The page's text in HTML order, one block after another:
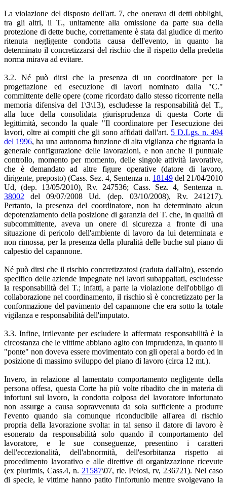
La violazione del disposto dell'art. 7, che onerava di detti obblighi,
tra gli altri, il T., unitamente alla omissione da parte sua della
protezione di dette buche, correttamente è stata dal giudice di merito
ritenuta negligente condotta causa dell'evento, in quanto ha
determinato il concretizzarsi del rischio che il rispetto della predetta
norma mirava ad evitare.
3.2. Né può dirsi che la presenza di un coordinatore per la
progettazione ed esecuzione di lavori nominato dalla "C."
committente delle opere (come ricordato dallo stesso ricorrente nella
memoria difensiva del 1\3\13), escludesse la responsabilità del T.,
alla luce della consolidata giurisprudenza di questa Corte di
legittimità, secondo la quale "Il coordinatore per l'esecuzione dei
lavori, oltre ai compiti che gli sono affidati dall'art. 5 D.Lgs. n. 494
del 1996, ha una autonoma funzione di alta vigilanza che riguarda la
generale configurazione delle lavorazioni, e non anche il puntuale
controllo, momento per momento, delle singole attività lavorative,
che è demandato ad altre figure operative (datore di lavoro,
dirigente, preposto) (Cass. Sez. 4, Sentenza n. 18149 del 21/04/2010
Ud, (dep. 13/05/2010), Rv. 247536; Cass. Sez. 4, Sentenza n.
38002 del 09/07/2008 Ud. (dep. 03/10/2008), Rv. 241217).
Pertanto, la presenza del coordinatore, non ha determinato alcun
depotenziamento della posizione di garanzia del T. che, in qualità di
subcommittente, aveva un onere di sicurezza a fronte di una
situazione di pericolo dell'ambiente di lavoro da lui determinata e
non rimossa, per la presenza della pluralità delle buche sul piano di
calpestio del capannone.
Né può dirsi che il rischio concretizzatosi (caduta dall'alto), essendo
specifico delle aziende impegnate nei lavori subappaltati, escludesse
la responsabilità del T.; infatti, a parte la violazione dell'obbligo di
collaborazione nel coordinamento, il rischio sì è concretizzato per la
conformazione del pavimento del capannone che era sotto la totale
vigilanza e responsabilità dell'imputato.
3.3. Infine, irrilevante per escludere la affermata responsabilità è la
circostanza che le vittime abbiano agito con imprudenza, in quanto il
"ponte" non doveva essere movimentato con gli operai a bordo ed in
posizione di massimo sviluppo del piano di lavoro (circa 12 mt.).
Invero, in relazione al lamentato comportamento negligente della
persona offesa, questa Corte ha più volte ribadito che in materia di
infortuni sul lavoro, la condotta colposa del lavoratore infortunato
non assurge a causa sopravvenuta da sola sufficiente a produrre
l'evento quando sia comunque riconducibile all'area di rischio
propria della lavorazione svolta: in tal senso il datore di lavoro è
esonerato da responsabilità solo quando il comportamento del
lavoratore, e le sue conseguenze, presentino i caratteri
dell'eccezionalità, dell'abnormità, dell'esorbitanza rispetto ai
procedimento lavorativo e alle direttive di organizzazione ricevute
(ex plurimis, Cass.4, n. 21587\07, rie. Pelosi, rv, 236721). Nel caso
di specie, le vittime hanno patito l'infortunio mentre svolgevano la